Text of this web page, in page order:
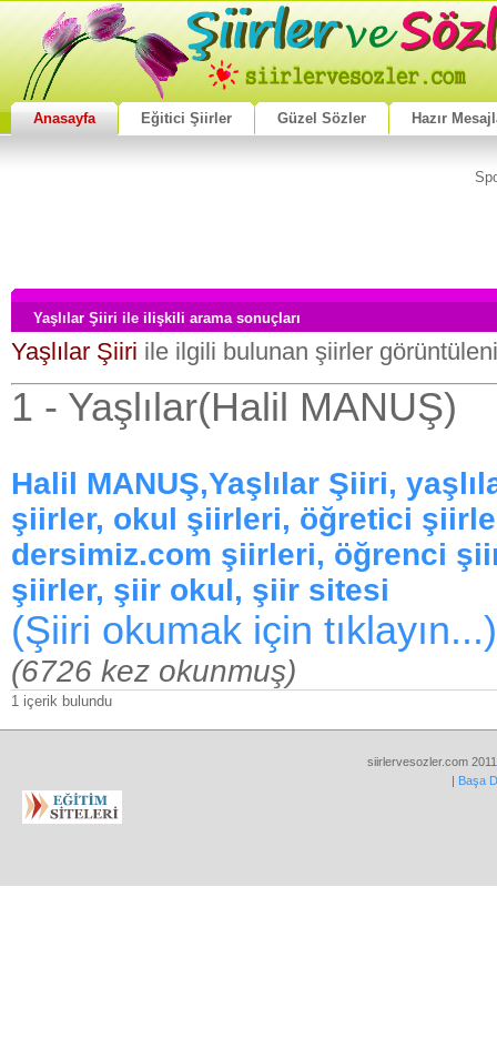
Anasayfa Eğitici Şiirler Güzel Sözler Hazır
Yaşlılar Şiiri ile ilişkili arama sonuçları
Yaşlılar Şiiri ile ilgili bulunan şiirler
1 - Yaşlılar(Halil MANUŞ)
Halil MANUŞ,Yaşlılar Şiiri,
şiirler, okul şiirleri, öğretici
dersimiz.com şiirleri, öğrenci
şiirler, şiir okul, şiir sitesi
(Şiiri okumak için tıklayın...)
(6726 kez okunmuş)
1 içerik bulundu
siirlervesozler.com
| Başa